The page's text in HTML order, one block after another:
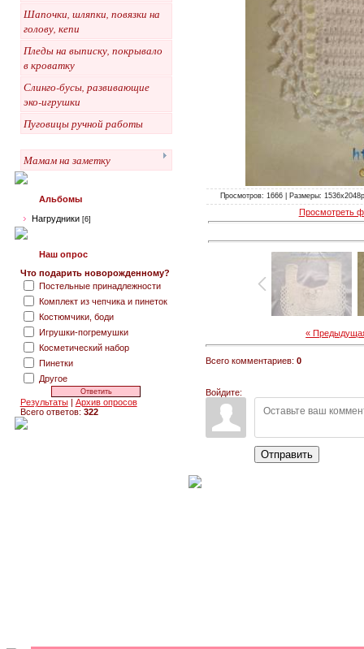
Шапочки, шляпки, повязки на
голову, кепи
Пледы на выписку, покрывало
в кроватку
Слинго-бусы, развивающие
эко-игрушки
Пуговицы ручной работы
Мамам на заметку
Альбомы
Нагрудники [6]
Наш опрос
Что подарить новорожденному?
Постельные принадлежности
Комплект из чепчика и пинеток
Костюмчики, боди
Игрушки-погремушки
Косметический набор
Пинетки
Другое
Результаты| Архив опросов
Всего ответов: 322
Просмотров: 1666 | Размеры:
Просмотреть
«
Всего комментариев: 0
Войдите:
Отправить